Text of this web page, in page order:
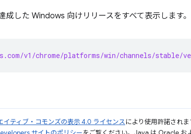
した Windows 向けリリースをすべて表示します。
v1/chrome/platforms/win/channels/
イティブ・コモンズの表示 4.0 ライセンスにより使用許諾され